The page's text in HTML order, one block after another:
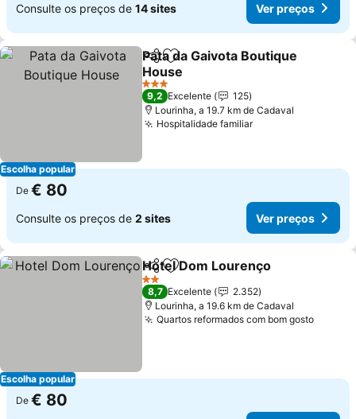
Consulte os preços de 14 sites Ver preços
Escolha popular
PartilharAdicionar aos favoritos
Pata da Gaivota Boutique
House
3 Estrelas
9,2 Excelente
125
Lourinha, a 19.7 km de Cadaval
Hospitalidade familiar
De € 80
Consulte os preços de 2 sites Ver preços
Escolha popular
PartilharAdicionar aos favoritos
Hotel Dom Lourenço
2 Estrelas
8,7 Excelente
2.352
Lourinha, a 19.6 km de Cadaval
Quartos reformados com bom gosto
De € 80